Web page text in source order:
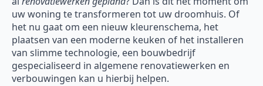
uw woning te transformeren tot uw droomhuis. Of
het nu gaat om een nieuw kleurenschema, het
plaatsen van een moderne keuken of het installeren
van slimme technologie, een bouwbedrijf
gespecialiseerd in algemene renovatiewerken en
verbouwingen kan u hierbij helpen.